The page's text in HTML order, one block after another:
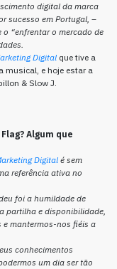
digital da marca
sucesso em Portugal, –
o “enfrentar o mercado de
Digital que tive a
musical, e hoje estar a
& Slow J.
Algum que
Digital é sem
referência ativa no
foi a humildade de
partilha e disponibilidade,
e mantermos-nos fiéis a
conhecimentos
um dia ser tão